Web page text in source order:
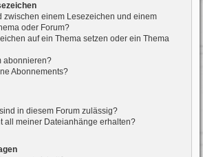
zwischen einem Lesezeichen und einem
oder Forum?
auf ein Thema setzen oder ein Thema
abonnieren?
Abonnements?
in diesem Forum zulässig?
all meiner Dateianhänge erhalten?